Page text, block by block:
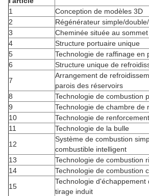
1
Conception de modèles 3D
2
Régénérateur simple/
3
Cheminée située au
4
Structure portuaire unique
5
Technologie de raffinage en
6
Structure unique de
7
Arrangement de
parois des réservoirs
8
Technologie de combustion
9
Technologie de chambre de
10
Technologie de
11
Technologie de la bulle
12
Système de combustion
combustible intelligent
13
Technologie de combustion
14
Technologie de combustion
15
Technologie d'échappement
tirage induit